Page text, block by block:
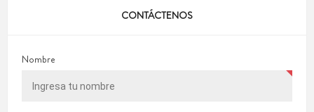
CONTÁCTENOS
Nombre